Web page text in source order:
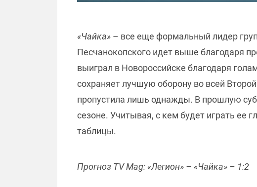
«Чайка» – все еще формальный лидер
Песчанокопского идет выше благодаря
выиграл в Новороссийске благодаря
сохраняет лучшую оборону во всей
пропустила лишь однажды. В прошлую
сезоне. Учитывая, с кем будет играть ее
таблицы.
Прогноз TV Mag: «Легион» – «Чайка» – 1:2